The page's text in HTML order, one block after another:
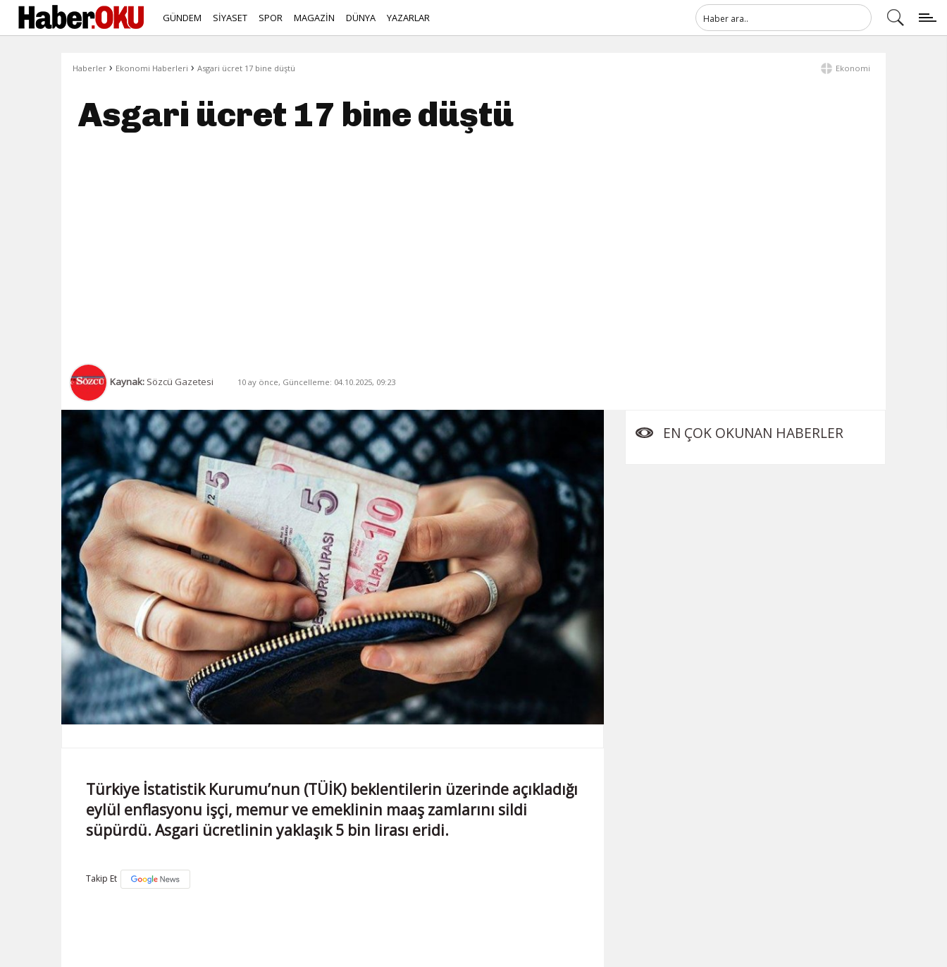
GÜNDEM SİYASET SPOR MAGAZİN DÜNYA YAZARLAR
Haberler › Ekonomi Haberleri › Asgari ücret 17 bine düştü Ekonomi
Asgari ücret 17 bine düştü
Kaynak: Sözcü Gazetesi 10 ay önce, Güncelleme: 04.10.2025, 09:23
Türkiye İstatistik Kurumu’nun (TÜİK) beklentilerin üzerinde açıkladığı
eylül enflasyonu işçi, memur ve emeklinin maaş zamlarını sildi
süpürdü. Asgari ücretlinin yaklaşık 5 bin lirası eridi.
Takip Et
EN ÇOK OKUNAN HABERLER